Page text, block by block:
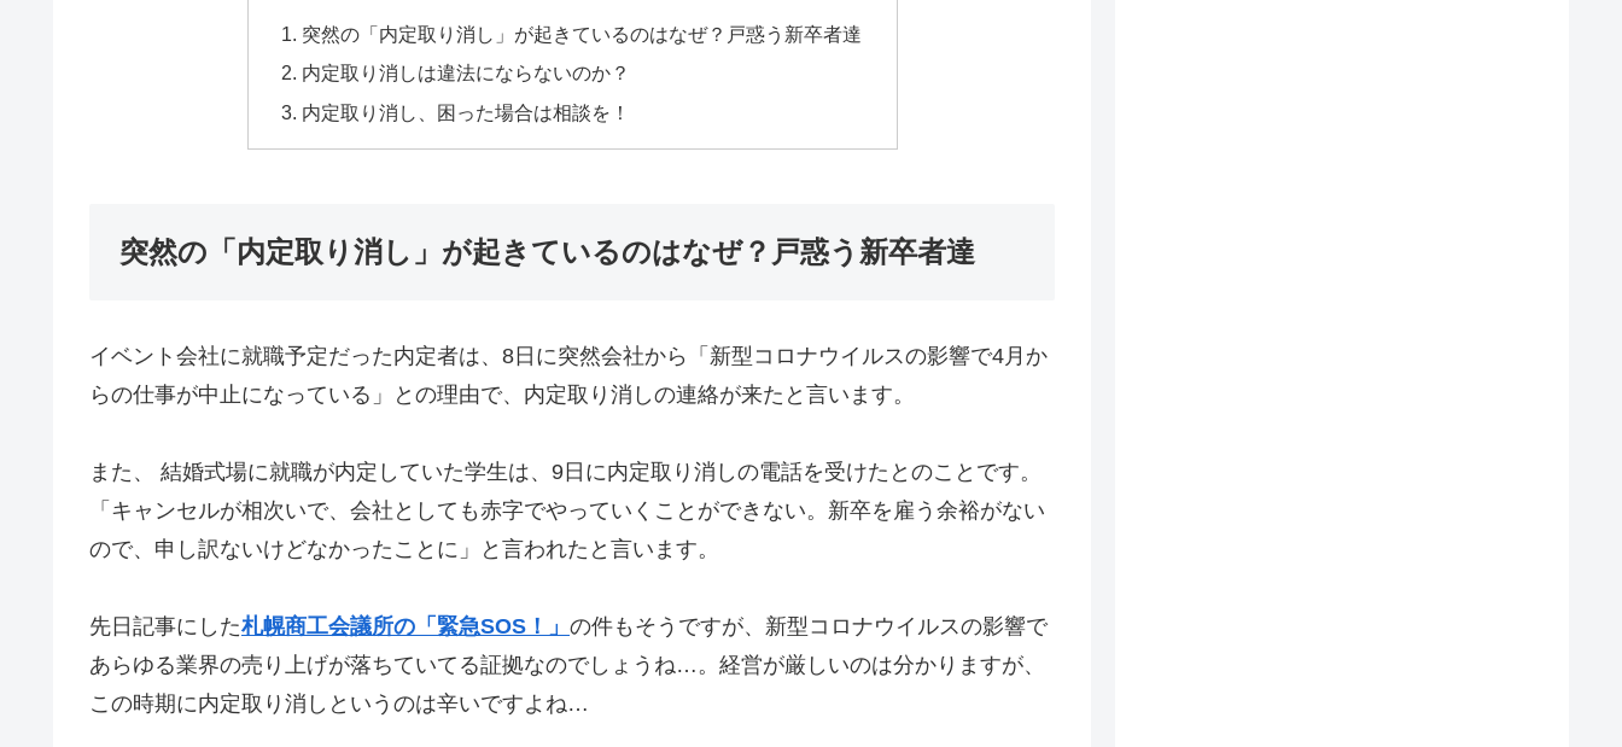
突然の「内定取り消し」が起きているのはなぜ？戸惑う新卒者達
内定取り消しは違法にならないのか？
内定取り消し、困った場合は相談を！
突然の「内定取り消し」が起きているのはなぜ？戸惑う新卒者達
イベント会社に就職予定だった内定者は、8日に突然会社から「新型コロナウイルスの影響で4月か
らの仕事が中止になっている」との理由で、内定取り消しの連絡が来たと言います。
また、 結婚式場に就職が内定していた学生は、9日に内定取り消しの電話を受けたとのことです。
「キャンセルが相次いで、会社としても赤字でやっていくことができない。新卒を雇う余裕がない
ので、申し訳ないけどなかったことに」と言われたと言います。
先日記事にした札幌商工会議所の「緊急SOS！」 の件もそうですが、新型コロナウイルスの影響で
あらゆる業界の売り上げが落ちていてる証拠なのでしょうね…。経営が厳しいのは分かりますが、
この時期に内定取り消しというのは辛いですよね…